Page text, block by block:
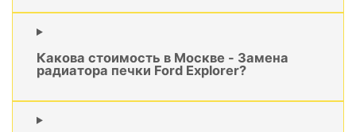
Какова стоимость в Москве - Замена
радиатора печки Ford Explorer?